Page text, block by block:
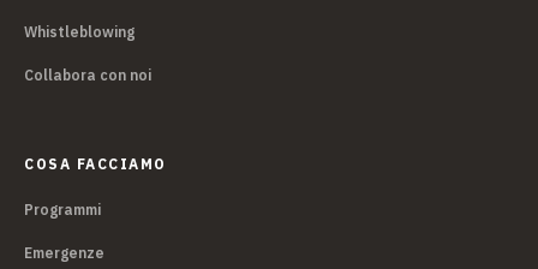
Whistleblowing
Collabora con noi
COSA FACCIAMO
Programmi
Emergenze